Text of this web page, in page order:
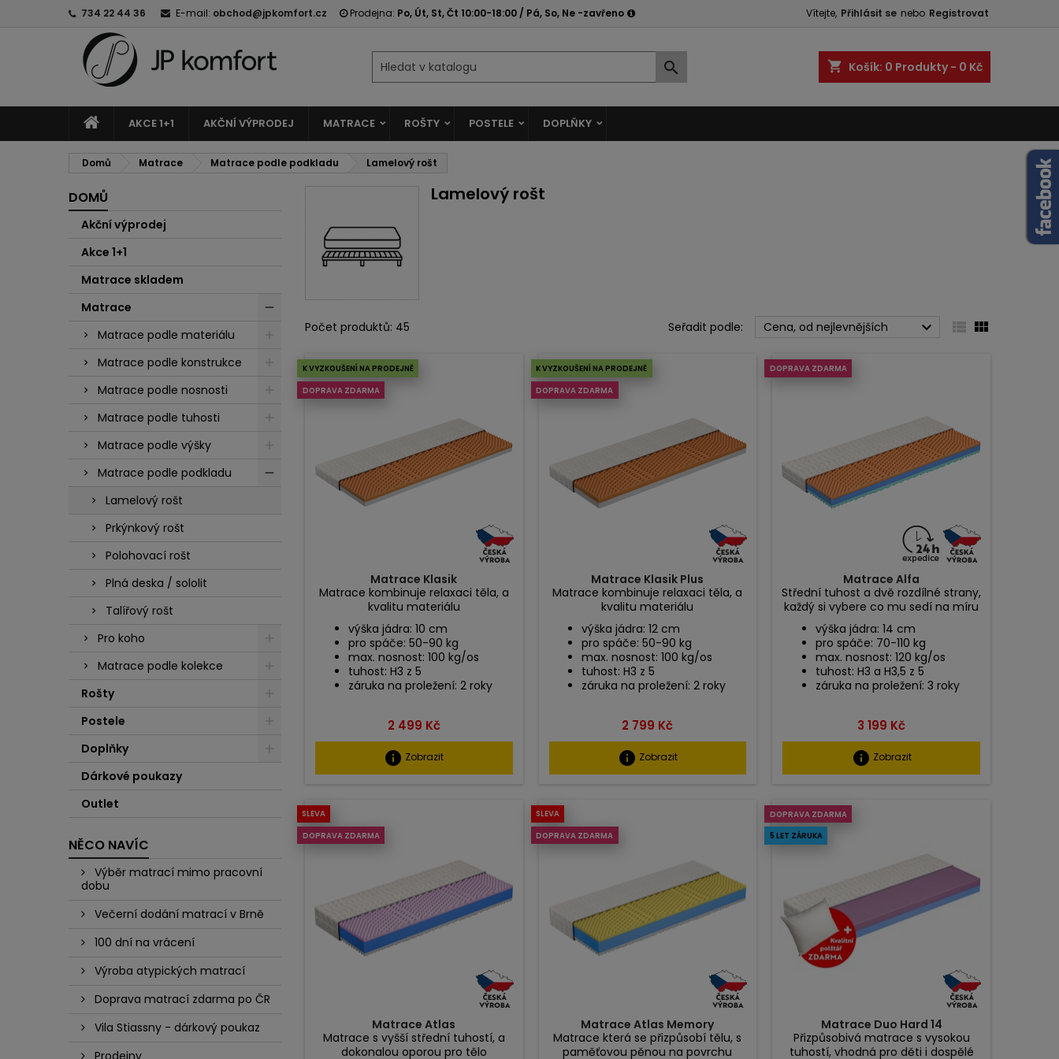
734 22 44 36 E-mail: obchod@jpkomfort.cz Prodejna: Po, Út, St, Čt 10:00-18:00 / Pá, So, Ne -zavřeno Vítejte, Přihlásit se nebo Registrovat
shopping_cart Košík: 0 Produkty - 0 Kč

AKCE 1+1 AKČNÍ VÝPRODEJ MATRACE ROŠTY POSTELE DOPLŇKY
Domů Matrace Matrace podle podkladu Lamelový rošt
DOMŮ
Akční výprodej
Akce 1+1
Matrace skladem
Matrace
Matrace podle materiálu
Matrace podle konstrukce
Matrace podle nosnosti
Matrace podle tuhosti
Matrace podle výšky
Matrace podle podkladu
Lamelový rošt
Prkýnkový rošt
Polohovací rošt
Plná deska / sololit
Talířový rošt
Pro koho
Matrace podle kolekce
Rošty
Postele
Doplňky
Dárkové poukazy
Outlet
NĚCO NAVÍC
Výběr matrací mimo pracovní
dobu
Večerní dodání matrací v Brně
100 dní na vrácení
Výroba atypických matrací
Doprava matrací zdarma po ČR
Vila Stiassny - dárkový poukaz
Prodejny
Lamelový rošt
Počet produktů: 45 Seřadit podle: Cena, od nejlevnějších   
K VYZKOUŠENÍ NA PRODEJNĚ
DOPRAVA ZDARMA
Matrace Klasik
Matrace kombinuje relaxaci těla, a
kvalitu materiálu
výška jádra: 10 cm
pro spáče: 50-90 kg
max. nosnost: 100 kg/os
tuhost: H3 z 5
záruka na proležení: 2 roky
Cena
2 499 Kč
info Zobrazit
K VYZKOUŠENÍ NA PRODEJNĚ
DOPRAVA ZDARMA
Matrace Klasik Plus
Matrace kombinuje relaxaci těla, a
kvalitu materiálu
výška jádra: 12 cm
pro spáče: 50-90 kg
max. nosnost: 100 kg/os
tuhost: H3 z 5
záruka na proležení: 2 roky
Cena
2 799 Kč
info Zobrazit
DOPRAVA ZDARMA
Matrace Alfa
Střední tuhost a dvě rozdílné strany,
každý si vybere co mu sedí na míru
výška jádra: 14 cm
pro spáče: 70-110 kg
max. nosnost: 120 kg/os
tuhost: H3 a H3,5 z 5
záruka na proležení: 3 roky
Cena
3 199 Kč
info Zobrazit
DOPRAVA ZDARMA
SLEVA
Matrace Atlas
Matrace s vyšší střední tuhostí, a
dokonalou oporou pro tělo
DOPRAVA ZDARMA
SLEVA
Matrace Atlas Memory
Matrace která se přizpůsobí tělu, s
paměťovou pěnou na povrchu
DOPRAVA ZDARMA
5 LET ZÁRUKA
Matrace Duo Hard 14
Přizpůsobivá matrace s vysokou
tuhostí, vhodná pro děti i dospělé